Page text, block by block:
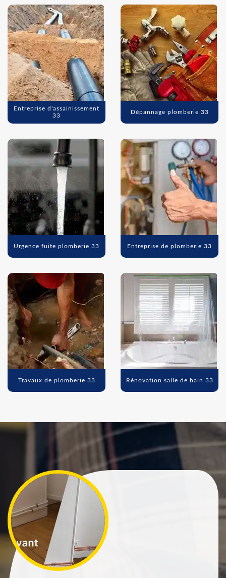
Entreprise d'assainissement
33
Dépannage plomberie 33
Urgence fuite plomberie 33 Entreprise de plomberie 33
Travaux de plomberie 33 Rénovation salle de bain 33